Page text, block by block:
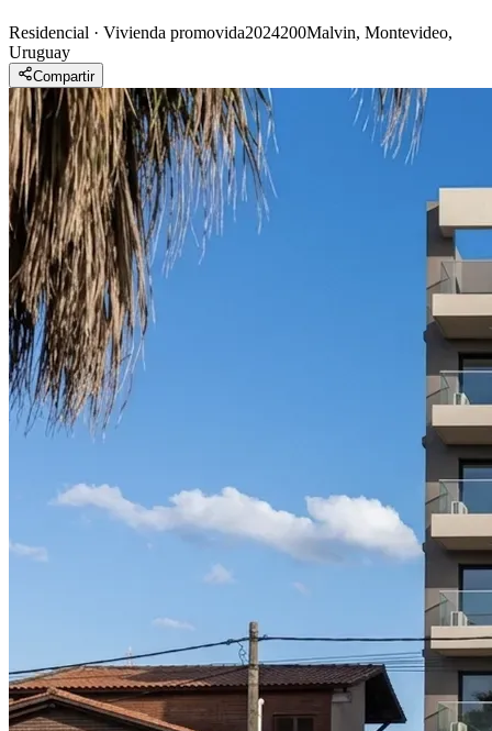
Residencial · Vivienda promovida2024200Malvin, Montevideo,
Uruguay
Compartir